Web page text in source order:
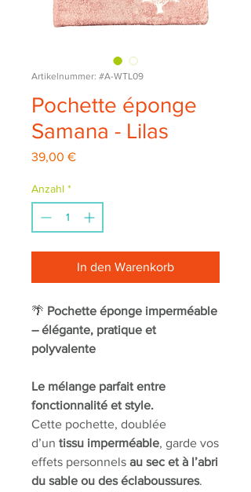
Artikelnummer: #A-WTL09
Pochette éponge
Samana - Lilas
39,00 €Preis
Anzahl *
In den Warenkorb
🌴 Pochette éponge imperméable
– élégante, pratique et
polyvalente
Le mélange parfait entre
fonctionnalité et style.
Cette pochette, doublée
d’un tissu imperméable, garde vos
effets personnels au sec et à l’abri
du sable ou des éclaboussures.